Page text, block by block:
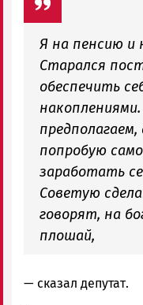
Я на пенсию и
Старался
обеспечить
попробую
заработать
Советую
говорят, на
плошай,
— сказал депутат.